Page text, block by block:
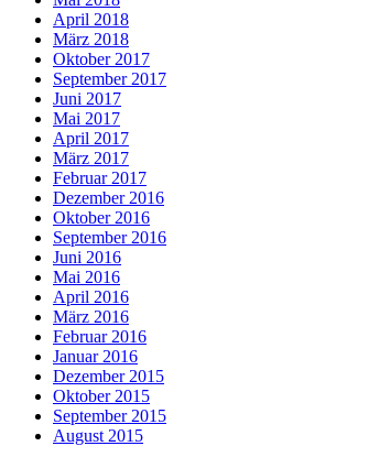
April 2018
März 2018
Oktober 2017
September 2017
Juni 2017
Mai 2017
April 2017
März 2017
Februar 2017
Dezember 2016
Oktober 2016
September 2016
Juni 2016
Mai 2016
April 2016
März 2016
Februar 2016
Januar 2016
Dezember 2015
Oktober 2015
September 2015
August 2015